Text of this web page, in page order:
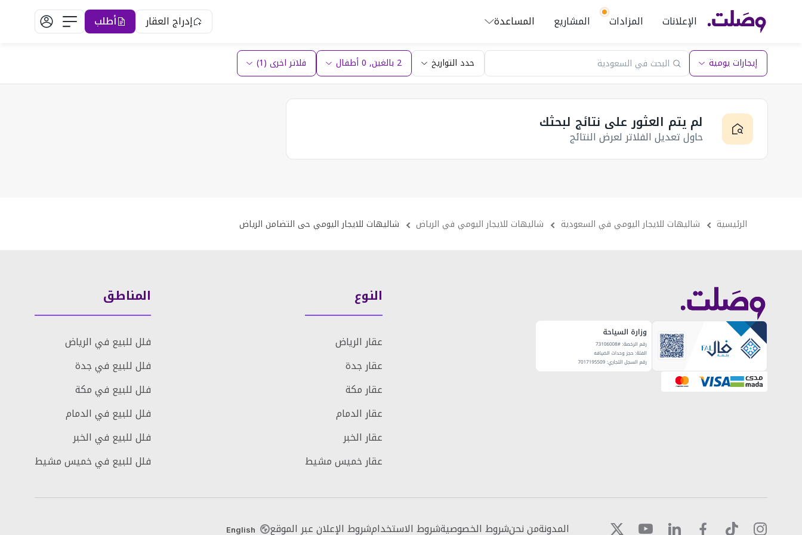
الإعلانات المزادات المشاريع المساعدة إدراج العقار أطلب
إيجارات يومية حدد التواريخ 2 بالغين ,
0أطفال فلاتر اخرى (1)
لم يتم العثور على نتائج لبحثك
حاول تعديل الفلاتر لعرض النتائج
الرئيسية شاليهات للايجار اليومي في السعودية شاليهات للايجار اليومي في الرياض شاليهات للايجار اليومي حى التضامن الرياض
النوع
عقار الرياض
عقار جدة
عقار مكة
عقار الدمام
عقار الخبر
عقار خميس مشيط
المناطق
فلل للبيع في الرياض
فلل للبيع في جدة
فلل للبيع في مكة
فلل للبيع في الدمام
فلل للبيع في الخبر
فلل للبيع في خميس مشيط
المدونةمن نحنشروط الخصوصيةشروط الاستخدامشروط الإعلان عبر الموقع English